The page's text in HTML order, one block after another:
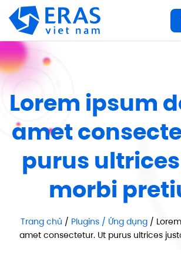
qua
dung
Lorem ipsum
amet
purus
morbi
Trang chủ / Plugins / Ứng dụng /
amet consectetur. Ut purus ultrices